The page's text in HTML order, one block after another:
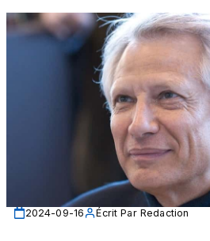
2024-09-16 Écrit Par Redaction